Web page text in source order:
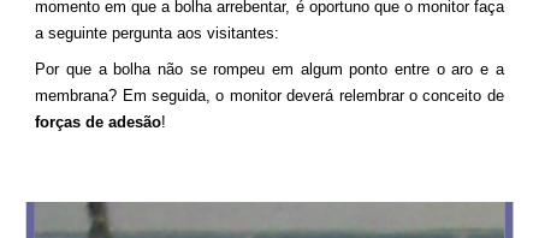
momento em que a bolha arrebentar, é oportuno que o monitor faça
a seguinte pergunta aos visitantes:
Por que a bolha não se rompeu em algum ponto entre o aro e a
membrana? Em seguida, o monitor deverá relembrar o conceito de
forças de adesão!